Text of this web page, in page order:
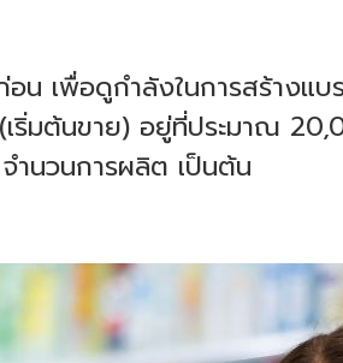
เพื่อดูกำลังในการสร้างแบ
ริ่มต้นขาย) อยู่ที่ประมาณ
ำนวนการผลิต เป็นต้น